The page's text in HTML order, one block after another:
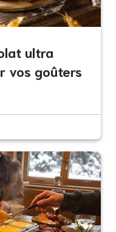
ultra
vos goûters